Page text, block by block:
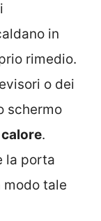
in
rimedio.
o dei
schermo
calore.
la porta
modo tale